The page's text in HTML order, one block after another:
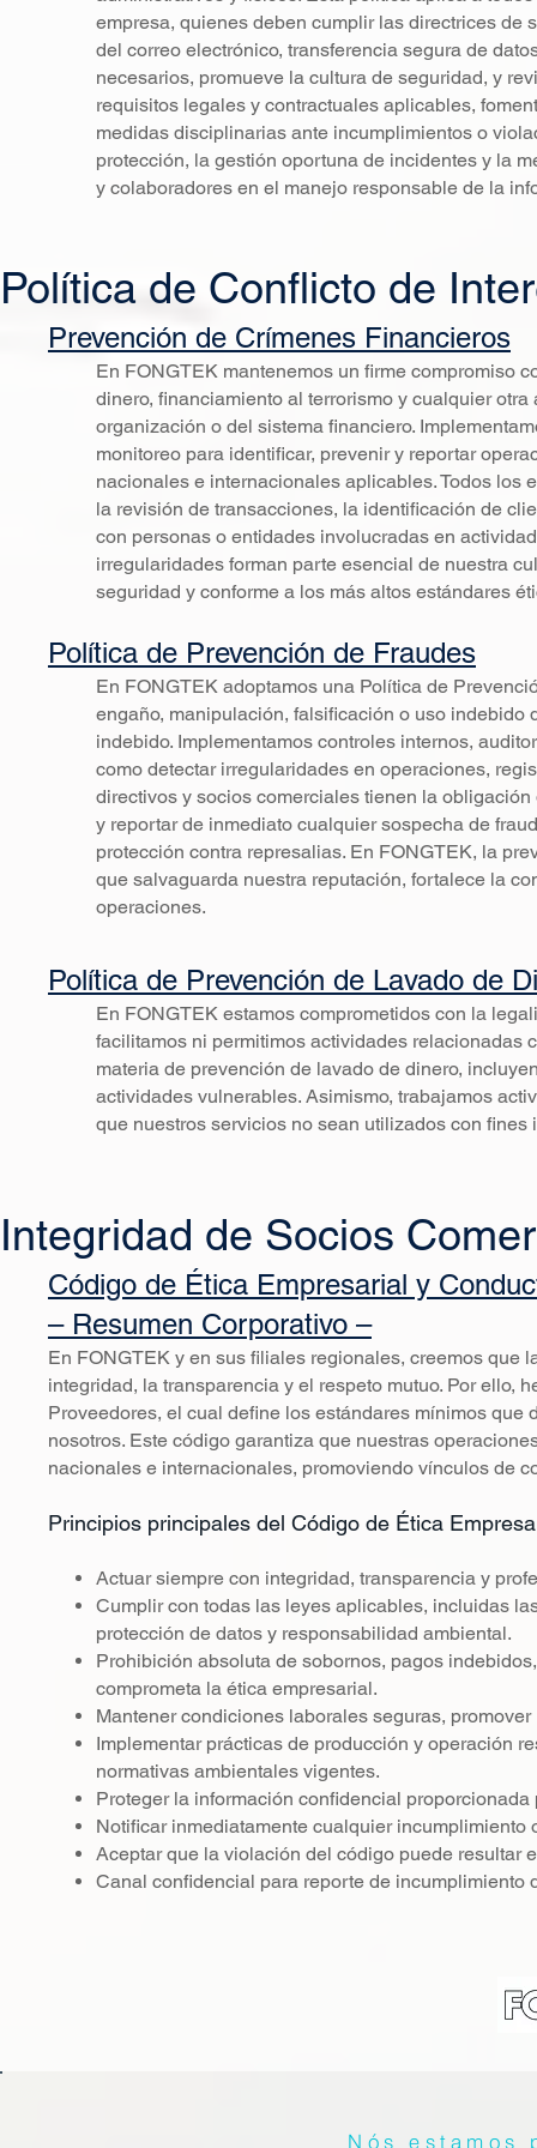
empresa, quienes deben cumplir las directrices de
del correo electrónico, transferencia segura de
necesarios, promueve la cultura de seguridad, y
requisitos legales y contractuales aplicables,
medidas disciplinarias ante incumplimientos o
protección, la gestión oportuna de incidentes y la
y colaboradores en el manejo responsable de la
Política de Conflicto de
Prevención de Crímenes Financieros
En FONGTEK mantenemos un firme compromiso
dinero, financiamiento al terrorismo y cualquier
organización o del sistema financiero.
monitoreo para identificar, prevenir y reportar
nacionales e internacionales aplicables. Todos los
la revisión de transacciones, la identificación de
con personas o entidades involucradas en
irregularidades forman parte esencial de nuestra
seguridad y conforme a los más altos estándares
Política de Prevención de Fraudes
En FONGTEK adoptamos una Política de
engaño, manipulación, falsificación o uso indebido
indebido. Implementamos controles internos,
como detectar irregularidades en operaciones,
directivos y socios comerciales tienen la
y reportar de inmediato cualquier sospecha de
protección contra represalias. En FONGTEK, la
que salvaguarda nuestra reputación, fortalece la
operaciones.
Política de Prevención de Lavado de
En FONGTEK estamos comprometidos con la
facilitamos ni permitimos actividades relacionadas
materia de prevención de lavado de dinero,
actividades vulnerables. Asimismo, trabajamos
que nuestros servicios no sean utilizados con fines
Integridad de Socios
Código de Ética Empresarial y
– Resumen Corporativo –
En FONGTEK y en sus filiales regionales, creemos que
integridad, la transparencia y el respeto mutuo. Por ello,
Proveedores, el cual define los estándares mínimos
nosotros. Este código garantiza que nuestras
nacionales e internacionales, promoviendo vínculos de
Principios principales del Código de Ética
Actuar siempre con integridad, transparencia y
Cumplir con todas las leyes aplicables, incluidas
protección de datos y responsabilidad ambiental.
Prohibición absoluta de sobornos, pagos
comprometa la ética empresarial.
Mantener condiciones laborales seguras,
Implementar prácticas de producción y operación
normativas ambientales vigentes.
Proteger la información confidencial
Notificar inmediatamente cualquier
Aceptar que la violación del código puede resultar
Canal confidencial para reporte de incumplimiento
Nós estamos